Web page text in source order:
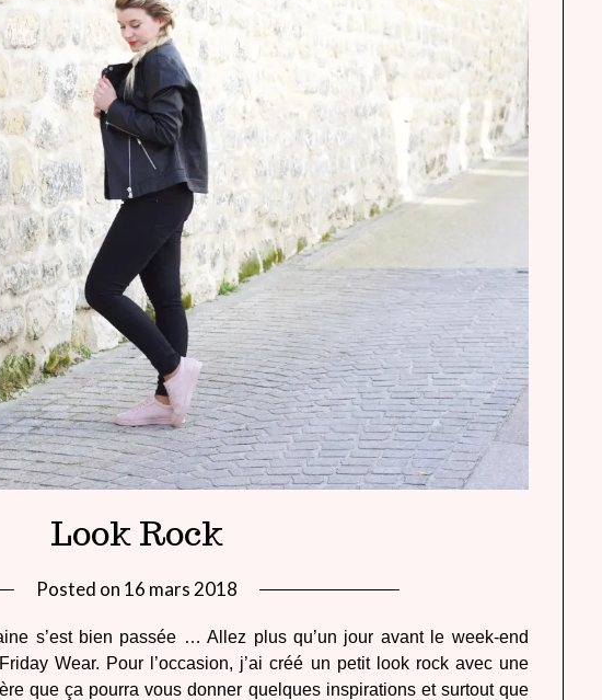
Look Rock
Posted on 16 mars 2018
heavenly
s’est bien passée … Allez plus qu’un jour avant le week-end
Wear. Pour l’occasion, j’ai créé un petit look rock avec une
que ça pourra vous donner quelques inspirations et surtout que